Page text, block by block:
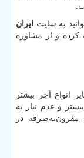
به سایت
ایران
کرده و از مشاوره
انواع آجر بیشتر
و عدم نیاز به
مقرون‌به‌صرفه در